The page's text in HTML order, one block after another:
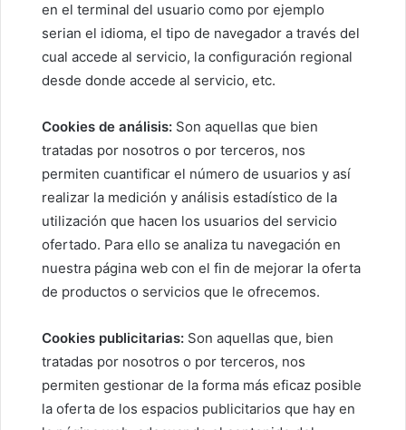
en el terminal del usuario como por ejemplo
serian el idioma, el tipo de navegador a través del
cual accede al servicio, la configuración regional
desde donde accede al servicio, etc.
Cookies de análisis: Son aquellas que bien
tratadas por nosotros o por terceros, nos
permiten cuantificar el número de usuarios y así
realizar la medición y análisis estadístico de la
utilización que hacen los usuarios del servicio
ofertado. Para ello se analiza tu navegación en
nuestra página web con el fin de mejorar la oferta
de productos o servicios que le ofrecemos.
Cookies publicitarias: Son aquellas que, bien
tratadas por nosotros o por terceros, nos
permiten gestionar de la forma más eficaz posible
la oferta de los espacios publicitarios que hay en